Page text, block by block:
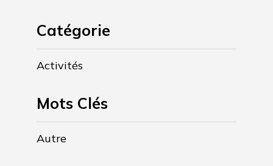
Catégorie
Activités
Mots Clés
Autre